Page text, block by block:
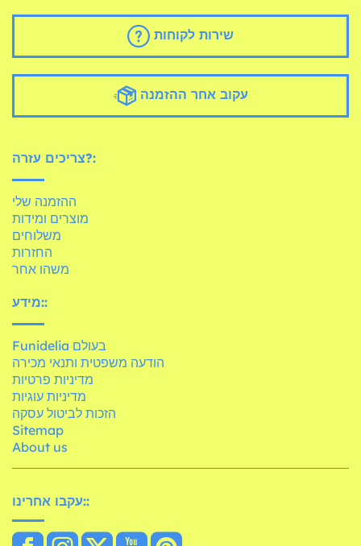
שירות לקוחות
עקוב אחר ההזמנה
צריכים עזרה?:
ההזמנה שלי
מוצרים ומידות
משלוחים
החזרות
משהו אחר
מידע::
Funidelia בעולם
הודעה משפטית ותנאי מכירה
מדיניות פרטיות
מדיניות עוגיות
הזכות לביטול עסקה
Sitemap
About us
עקבו אחרינו::